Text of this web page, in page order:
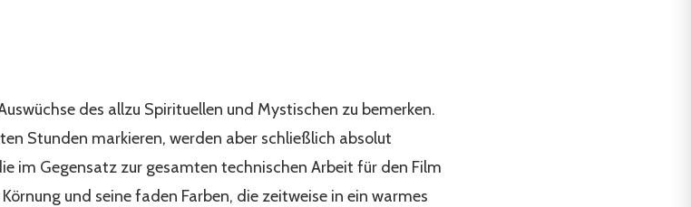
des allzu Spirituellen und Mystischen zu bemerken.
Stunden markieren, werden aber schließlich absolut
im Gegensatz zur gesamten technischen Arbeit für den Film
und seine faden Farben, die zeitweise in ein warmes